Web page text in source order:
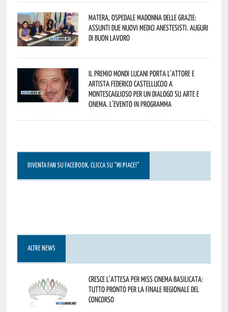
Matera, Ospedale Madonna delle Grazie:
assunti due nuovi medici anestesisti. Auguri
di buon lavoro
Il Premio Mondi Lucani porta l’attore e
artista Federico Castelluccio a
Montescaglioso per un dialogo su arte e
cinema. L’evento in programma
DIVENTA FAN SU FACEBOOK, CLICCA SU “MI PIACE!”
ALTRE NEWS
Cresce l’attesa per Miss Cinema Basilicata:
tutto pronto per la finale regionale del
concorso